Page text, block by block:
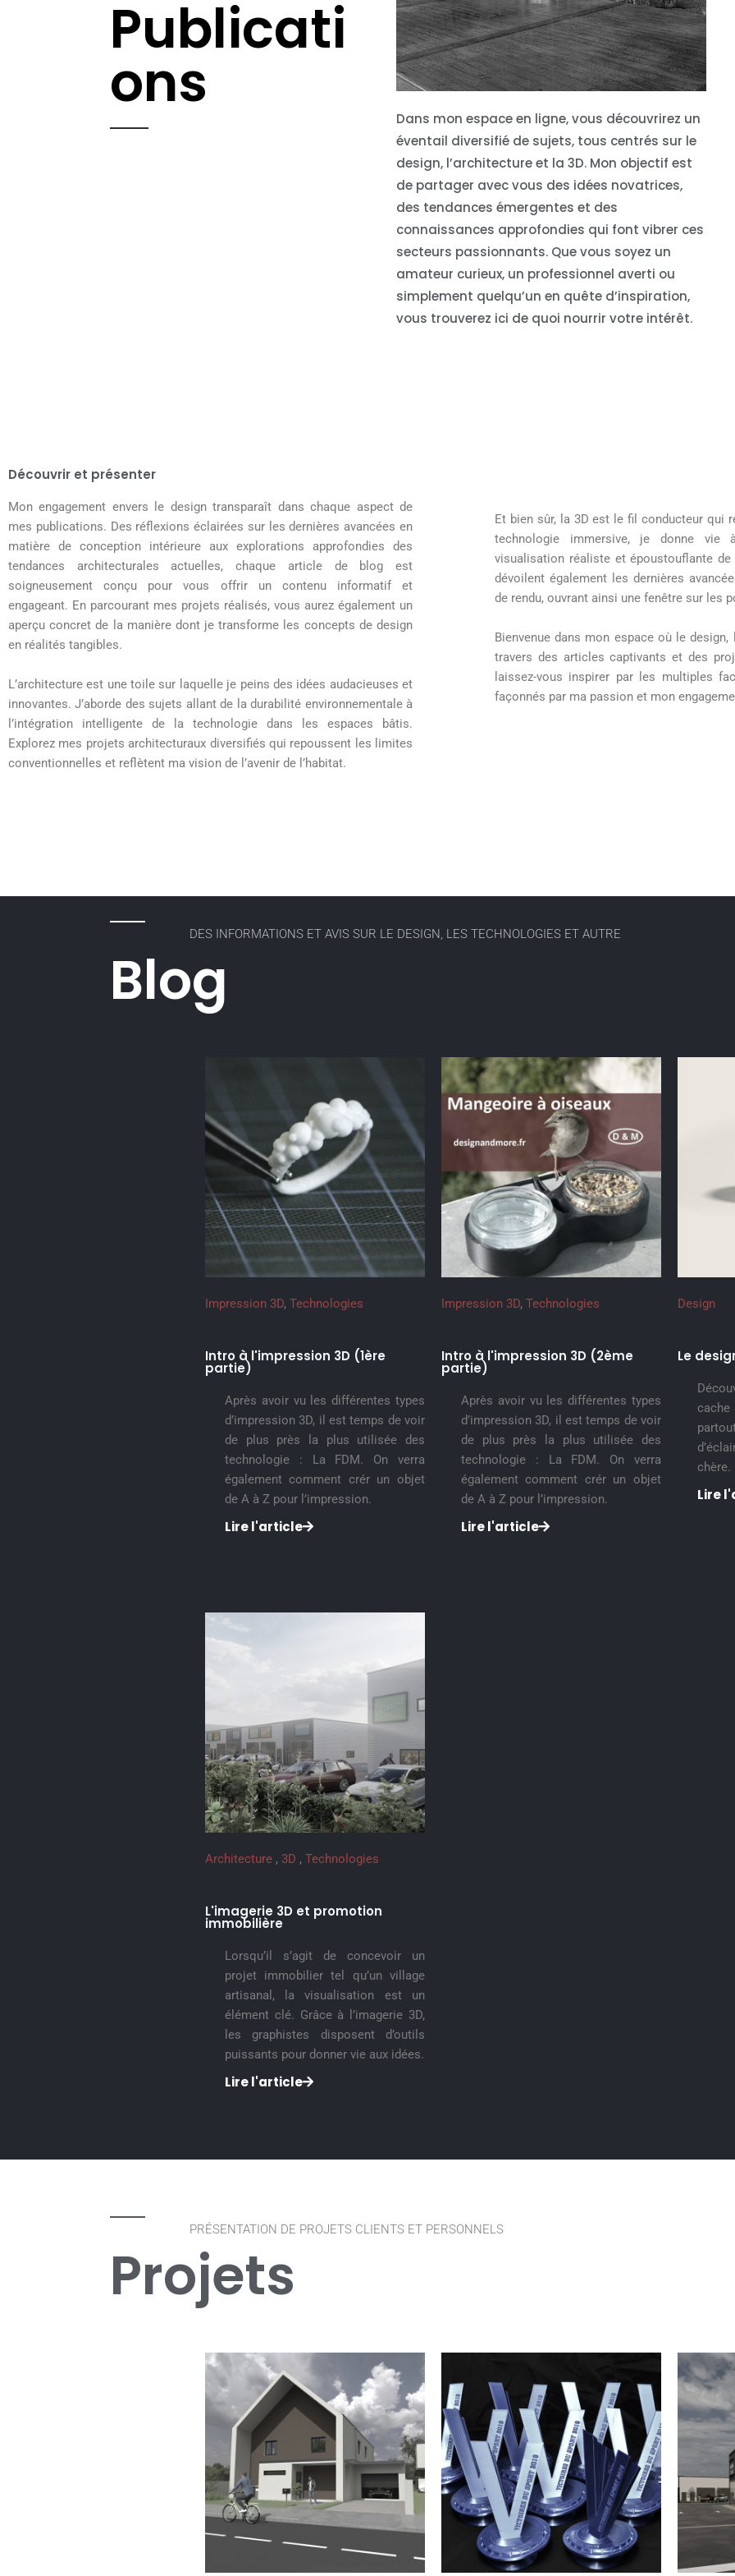
Publicati
ons
Dans mon espace en ligne, vous découvrirez un
éventail diversifié de sujets, tous centrés sur le
design, l’architecture et la 3D. Mon objectif est
de partager avec vous des idées novatrices,
des tendances émergentes et des
connaissances approfondies qui font vibrer ces
secteurs passionnants. Que vous soyez un
amateur curieux, un professionnel averti ou
simplement quelqu’un en quête d’inspiration,
vous trouverez ici de quoi nourrir votre intérêt.
Découvrir et présenter
Mon engagement envers le design transparaît dans chaque aspect de
mes publications. Des réflexions éclairées sur les dernières avancées en
matière de conception intérieure aux explorations approfondies des
tendances architecturales actuelles, chaque article de blog est
soigneusement conçu pour vous offrir un contenu informatif et
engageant. En parcourant mes projets réalisés, vous aurez également un
aperçu concret de la manière dont je transforme les concepts de design
en réalités tangibles.
L’architecture est une toile sur laquelle je peins des idées audacieuses et
innovantes. J’aborde des sujets allant de la durabilité environnementale à
l’intégration intelligente de la technologie dans les espaces bâtis.
Explorez mes projets architecturaux diversifiés qui repoussent les limites
conventionnelles et reflètent ma vision de l’avenir de l’habitat.
Et bien sûr, la 3D est le fil conducteur qui
technologie immersive, je donne vie
visualisation réaliste et époustouflante
dévoilent également les dernières
de rendu, ouvrant ainsi une fenêtre sur les
Bienvenue dans mon espace où le
travers des articles captivants et des
laissez-vous inspirer par les multiples
façonnés par ma passion et mon
DES INFORMATIONS ET AVIS SUR LE DESIGN, LES TECHNOLOGIES ET AUTRE
Blog
Impression 3D, Technologies
Intro à l'impression 3D (1ère
partie)
Après avoir vu les différentes types
d’impression 3D, il est temps de voir
de plus près la plus utilisée des
technologie : La FDM. On verra
également comment crér un objet
de A à Z pour l’impression.
Lire l'article
Impression 3D, Technologies
Intro à l'impression 3D (2ème
partie)
Après avoir vu les différentes types
d’impression 3D, il est temps de voir
de plus près la plus utilisée des
technologie : La FDM. On verra
également comment crér un objet
de A à Z pour l’impression.
Lire l'article
Design
Le
cache
chère.
Lire
Architecture , 3D , Technologies
L'imagerie 3D et promotion
immobilière
Lorsqu’il s’agit de concevoir un
projet immobilier tel qu’un village
artisanal, la visualisation est un
élément clé. Grâce à l’imagerie 3D,
les graphistes disposent d’outils
puissants pour donner vie aux idées.
Lire l'article
PRÉSENTATION DE PROJETS CLIENTS ET PERSONNELS
Projets